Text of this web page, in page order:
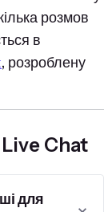
розмов
в
, розроблену
Chat
для